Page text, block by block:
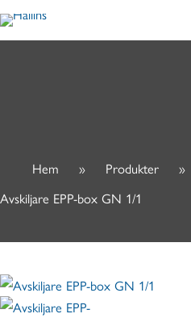
Hoppa
till
Hem » Produkter »
Avskiljare EPP-box GN 1/1